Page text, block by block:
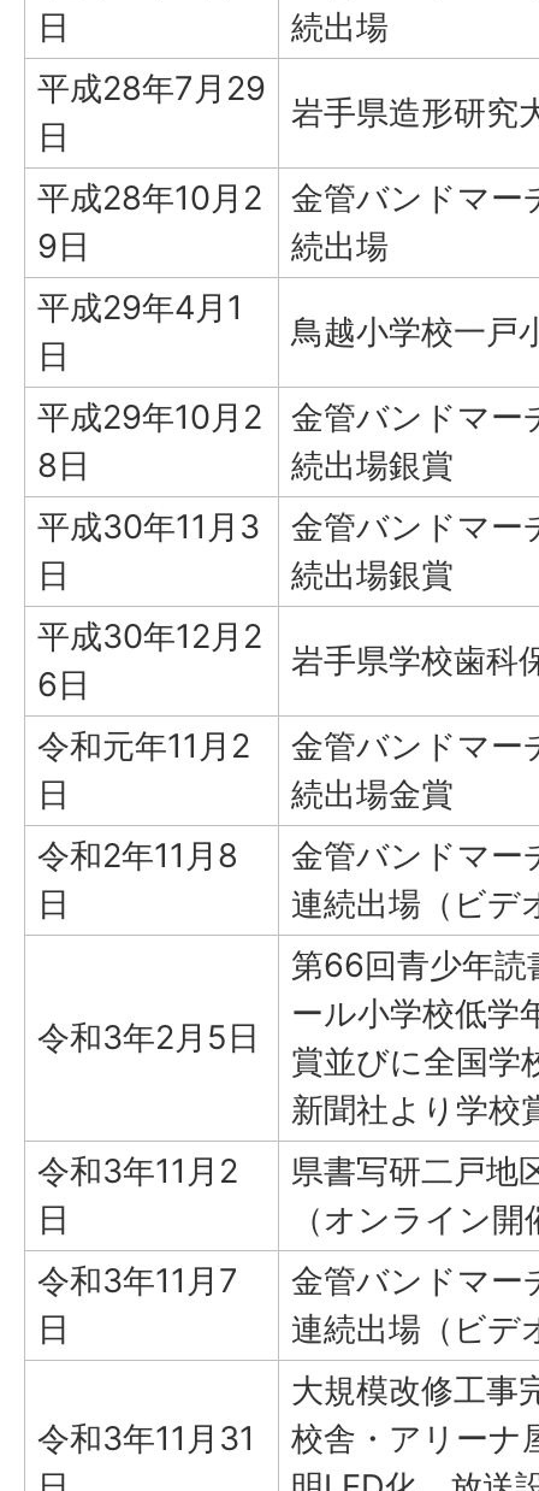
日
続出場
平成28年7月29
日
岩手県造形研究
平成28年10月2
9日
金管バンドマー
続出場
平成29年4月1
日
鳥越小学校一戸
平成29年10月2
8日
金管バンドマー
続出場銀賞
平成30年11月3
日
金管バンドマー
続出場銀賞
平成30年12月2
6日
岩手県学校歯科
令和元年11月2
日
金管バンドマー
続出場金賞
令和2年11月8
日
金管バンドマー
連続出場（ビデ
令和3年2月5日
第66回青少年
ール小学校低学
賞並びに全国学
新聞社より学校
令和3年11月2
日
県書写研二戸地
（オンライン開
令和3年11月7
日
金管バンドマー
連続出場（ビデ
令和3年11月31
大規模改修工事
校舎・アリーナ